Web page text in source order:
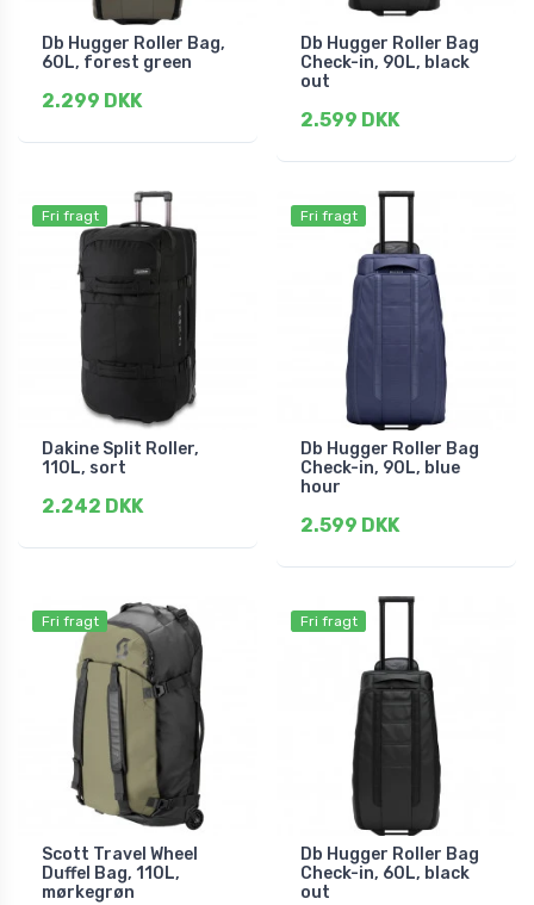
Db Hugger Roller Bag,
60L, forest green
2.299 DKK
Db Hugger Roller Bag
Check-in, 90L, black
out
2.599 DKK
Fri fragt
Dakine Split Roller,
110L, sort
2.242 DKK
Fri fragt
Db Hugger Roller Bag
Check-in, 90L, blue
hour
2.599 DKK
Fri fragt
Scott Travel Wheel
Duffel Bag, 110L,
mørkegrøn
Fri fragt
Db Hugger Roller Bag
Check-in, 60L, black
out